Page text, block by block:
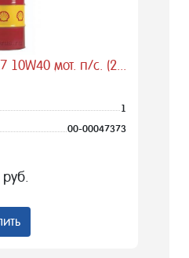
10W40 мот. п/с. (2...
1
00-00047373